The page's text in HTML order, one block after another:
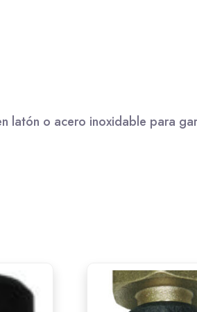
latón o acero inoxidable para